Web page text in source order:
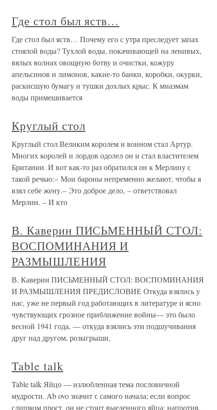
Где стол был яств…
Где стол был яств… Почему его с утра преследует запах
стоялой воды? Тухлой воды, покачивающей на ленивых,
вялых волнах овощную ботву и очистки, кожуру
апельсинов и лимонов, какие-то банки, коробки, окурки,
раскисшую бумагу и тушки дохлых крыс. К миазмам
воды примешивается
Круглый стол
Круглый стол Великим королем и воином стал Артур.
Многих королей и лордов одолел он и стал властителем
Британии. И вот как-то раз обратился он к Мерлину с
такой речью:– Мои бароны непременно желают, чтобы я
взял себе жену.– Это доброе дело, – ответствовал
Мерлин. – И кто
В. Каверин ПИСЬМЕННЫЙ СТОЛ:
ВОСПОМИНАНИЯ И
РАЗМЫШЛЕНИЯ
В. Каверин ПИСЬМЕННЫЙ СТОЛ: ВОСПОМИНАНИЯ
И РАЗМЫШЛЕНИЯ ПРЕДИСЛОВИЕ Откуда взялись у
нас, уже не первый год работающих в литературе и ясно
чувствующих грозное приближение войны— это было
весной 1941 года, — откуда взялись эти подшучивания
друг над другом, розыгрыши,
Table talk
Table talk Яйцо — излюбленная тема пословичной
мудрости. Ab ovo значит с самого начала; если вопрос
слишком прост, он не стоит выеденного яйца; напротив,